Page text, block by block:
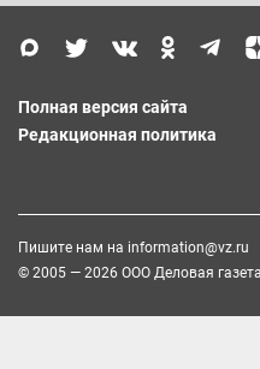
Полная версия сайта
Редакционная политика
Пишите нам на information@vz.ru
© 2005 — 2026 ООО Деловая